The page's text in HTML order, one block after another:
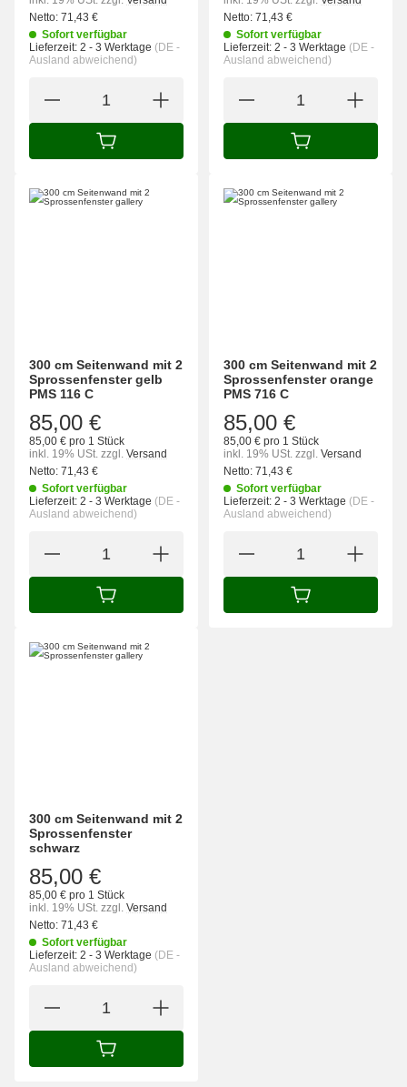
Netto: 71,43 €
Sofort verfügbar
Lieferzeit: 2 - 3 Werktage (DE -
Ausland abweichend)
IN DEN WARENKORB
Netto: 71,43 €
Sofort verfügbar
Lieferzeit: 2 - 3 Werktage (DE -
Ausland abweichend)
IN DEN
300 cm Seitenwand mit 2
Sprossenfenster gelb
PMS 116 C
85,00 €
85,00 € pro 1 Stück
inkl. 19% USt. zzgl. Versand
Netto: 71,43 €
Sofort verfügbar
Lieferzeit: 2 - 3 Werktage (DE -
Ausland abweichend)
IN DEN WARENKORB
300 cm Seitenwand mit 2
Sprossenfenster orange
PMS 716 C
85,00 €
85,00 € pro 1 Stück
inkl. 19% USt. zzgl. Versand
Netto: 71,43 €
Sofort verfügbar
Lieferzeit: 2 - 3 Werktage (DE -
Ausland abweichend)
IN DEN
300 cm Seitenwand mit 2
Sprossenfenster
schwarz
85,00 €
85,00 € pro 1 Stück
inkl. 19% USt. zzgl. Versand
Netto: 71,43 €
Sofort verfügbar
Lieferzeit: 2 - 3 Werktage (DE -
Ausland abweichend)
IN DEN WARENKORB